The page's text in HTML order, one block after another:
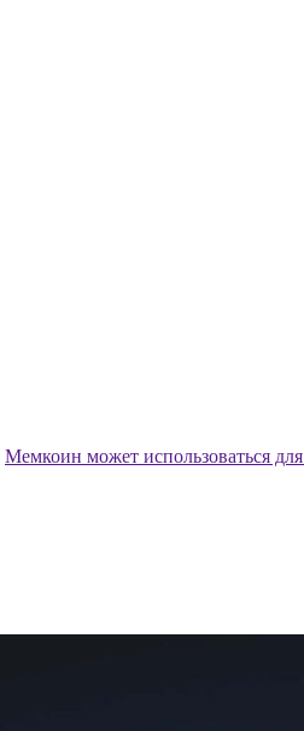
Мемкоин может использоваться